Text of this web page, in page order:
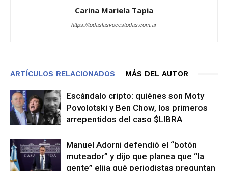
Carina Mariela Tapia
https://todaslasvocestodas.com.ar
ARTÍCULOS RELACIONADOS MÁS DEL AUTOR
Escándalo cripto: quiénes son Moty
Povolotski y Ben Chow, los primeros
arrepentidos del caso $LIBRA
Manuel Adorni defendió el “botón
muteador” y dijo que planea que “la
gente” elija qué periodistas preguntan